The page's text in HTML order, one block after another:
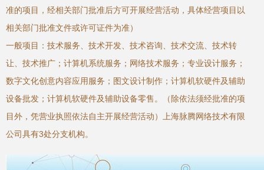
准的项目，经相关部门批准后方可开展经营活动，具体经营项目以
相关部门批准文件或许可证件为准）
一般项目：技术服务、技术开发、技术咨询、技术交流、技术转
让、技术推广；计算机系统服务；网络技术服务；专业设计服务；
数字文化创意内容应用服务；图文设计制作；计算机软硬件及辅助
设备批发；计算机软硬件及辅助设备零售。（除依法须经批准的项
目外，凭营业执照依法自主开展经营活动）上海脉腾网络技术有限
公司具有3处分支机构。